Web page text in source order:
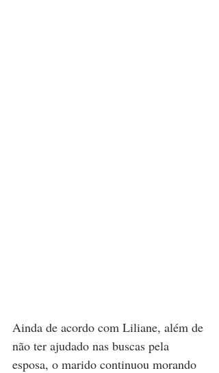
Ainda de acordo com Liliane, além de
não ter ajudado nas buscas pela
esposa, o marido continuou morando